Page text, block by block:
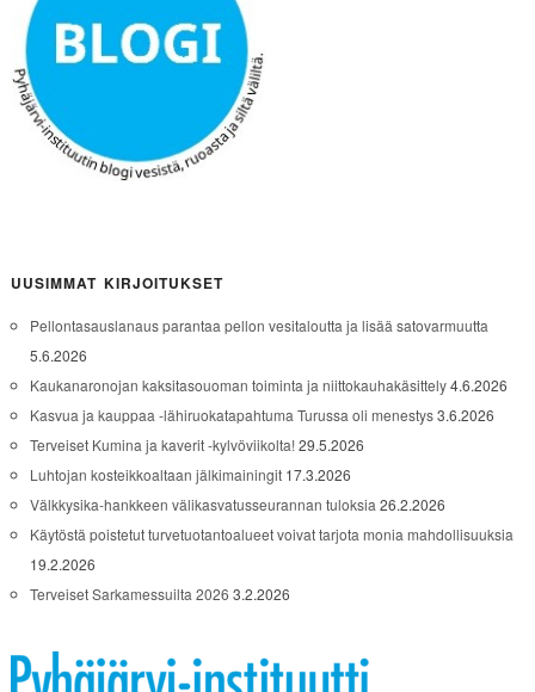
UUSIMMAT KIRJOITUKSET
Pellontasauslanaus parantaa pellon vesitaloutta ja lisää satovarmuutta
5.6.2026
Kaukanaronojan kaksitasouoman toiminta ja niittokauhakäsittely4.6.2026
Kasvua ja kauppaa -lähiruokatapahtuma Turussa oli menestys3.6.2026
Terveiset Kumina ja kaverit -kylvöviikolta!29.5.2026
Luhtojan kosteikkoaltaan jälkimainingit 17.3.2026
Välkkysika-hankkeen välikasvatusseurannan tuloksia 26.2.2026
Käytöstä poistetut turvetuotantoalueet voivat tarjota monia mahdollisuuksia
19.2.2026
Terveiset Sarkamessuilta 2026 3.2.2026